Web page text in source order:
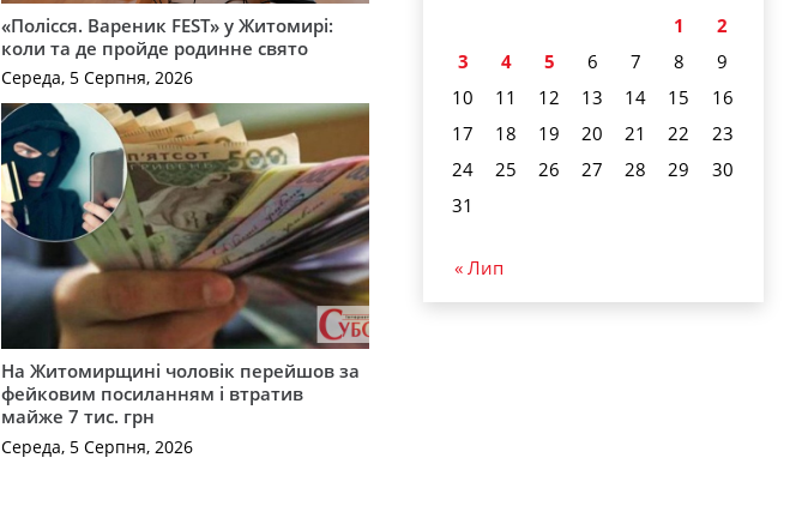
«Полісся. Вареник FEST» у Житомирі:
коли та де пройде родинне свято
Середа, 5 Серпня, 2026
На Житомирщині чоловік перейшов за
фейковим посиланням і втратив
майже 7 тис. грн
Середа, 5 Серпня, 2026
1
2
3
4 5 6 7 8
9
10
11 12 13 14 15
16
17
18 19 20 21 22
23
24
25 26 27 28 29
30
31
« Лип